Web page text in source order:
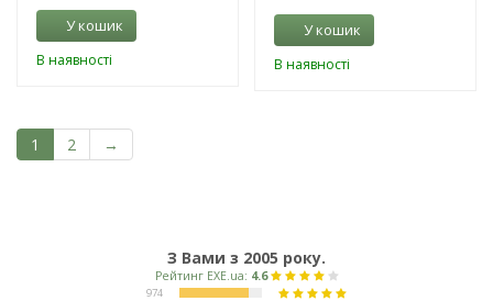
У кошик
В наявності
У кошик
В наявності
1 2 →
З Вами з 2005 року.